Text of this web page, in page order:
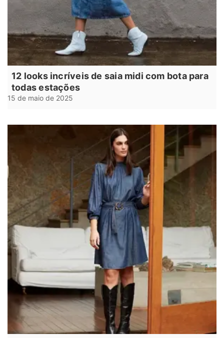
12 looks incríveis de saia midi com bota para
todas estações
15 de maio de 2025